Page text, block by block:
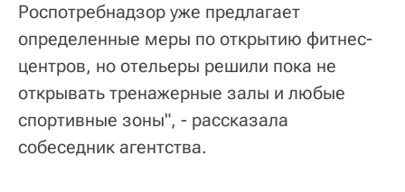
Роспотребнадзор уже предлагает
определенные меры по открытию фитнес-
центров, но отельеры решили пока не
открывать тренажерные залы и любые
спортивные зоны", - рассказала
собеседник агентства.